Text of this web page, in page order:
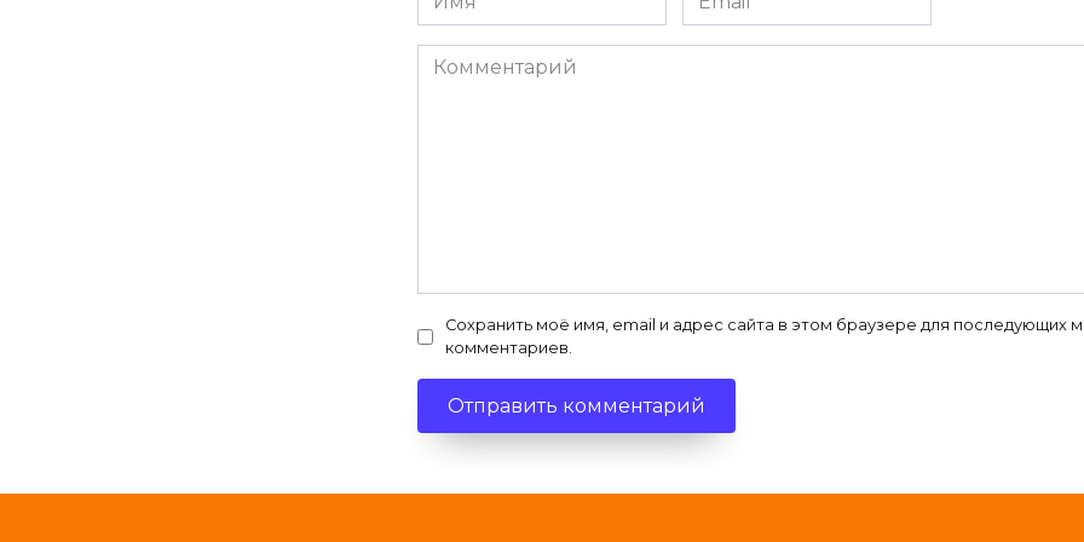
*
*
Комментарий
Сохранить моё имя, email и адрес сайта в этом браузере для последующих
комментариев.